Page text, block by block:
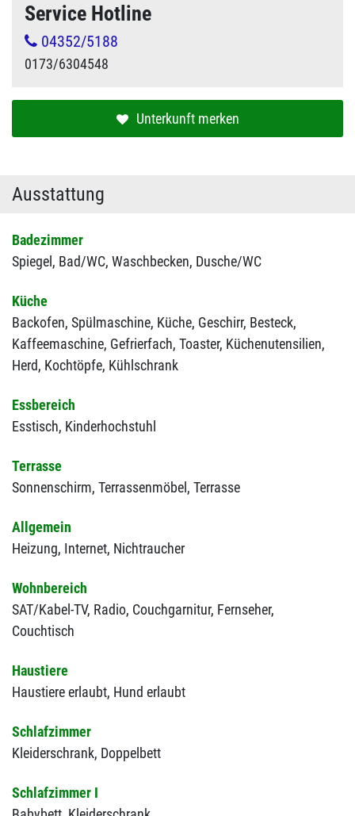
Service Hotline
04352/5188
0173/6304548
Unterkunft merken
Ausstattung
Badezimmer
Spiegel, Bad/WC, Waschbecken, Dusche/WC
Küche
Backofen, Spülmaschine, Küche, Geschirr, Besteck,
Kaffeemaschine, Gefrierfach, Toaster, Küchenutensilien,
Herd, Kochtöpfe, Kühlschrank
Essbereich
Esstisch, Kinderhochstuhl
Terrasse
Sonnenschirm, Terrassenmöbel, Terrasse
Allgemein
Heizung, Internet, Nichtraucher
Wohnbereich
SAT/Kabel-TV, Radio, Couchgarnitur, Fernseher,
Couchtisch
Haustiere
Haustiere erlaubt, Hund erlaubt
Schlafzimmer
Kleiderschrank, Doppelbett
Schlafzimmer I